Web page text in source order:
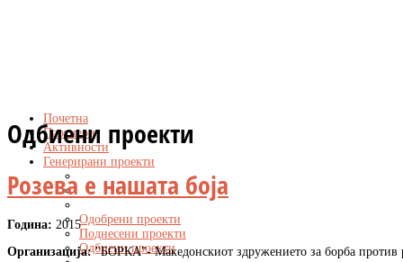
Почетна
Партнери
Активности
Генерирани проекти
Одобрени проекти
Поднесени проекти
Одбиени проекти
Одбиени проекти
Розева е нашата боја
Година: 2015
Организација:"БОРКА"- Македонскиот здружението за борба против